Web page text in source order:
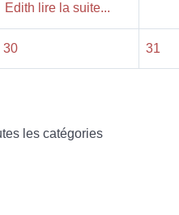
Edith lire la suite...
30 31
les catégories